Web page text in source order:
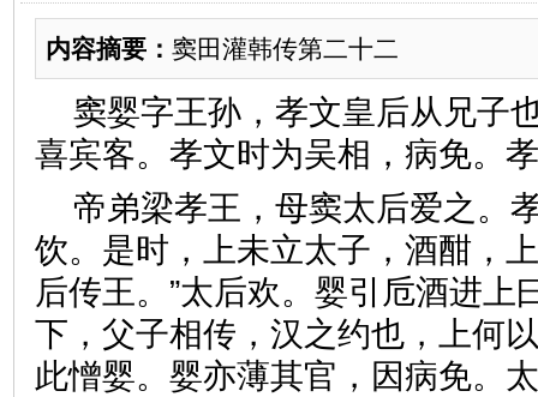
内容摘要： 窦田灌韩传第二十二
窦婴字王孙，孝文皇后从兄子
喜宾客。孝文时为吴相，病免。
帝弟梁孝王，母窦太后爱之。
饮。是时，上未立太子，酒酣，
后传王。”太后欢。婴引卮酒进上
下，父子相传，汉之约也，上何
此憎婴。婴亦薄其官，因病免。